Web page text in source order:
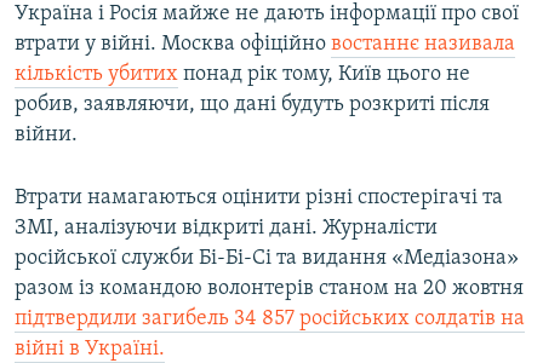
Україна і Росія майже не дають інформації про свої
втрати у війні. Москва офіційно востаннє називала
кількість убитих понад рік тому, Київ цього не
робив, заявляючи, що дані будуть розкриті після
війни.
Втрати намагаються оцінити різні спостерігачі та
ЗМІ, аналізуючи відкриті дані. Журналісти
російської служби Бі-Бі-Сі та видання «Медіазона»
разом із командою волонтерів станом на 20 жовтня
підтвердили загибель 34 857 російських солдатів на
війні в Україні.